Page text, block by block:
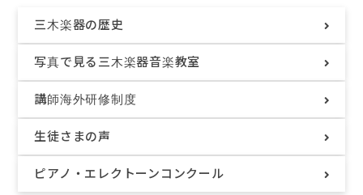
三木楽器の歴史
写真で見る 三木楽器音楽教室
講師海外研修制度
生徒さまの声
ピアノ・ エレクトーンコンクール